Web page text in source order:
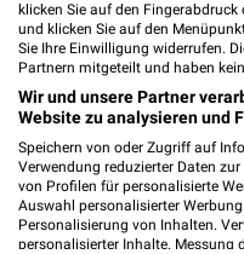
459,39 km •
Woolworth
Hauptstraße
69168
Heute
487,00 km
klicken Sie auf den
und klicken Sie auf den
Sie Ihre Einwilligung widerrufen.
Partnern mitgeteilt und haben
Wir und unsere Partner
Website zu analysieren und
Speichern von oder Zugriff auf
Verwendung reduzierter Daten
von Profilen für personalisierte
Auswahl personalisierter
Personalisierung von Inhalten.
personalisierter Inhalte. Messung